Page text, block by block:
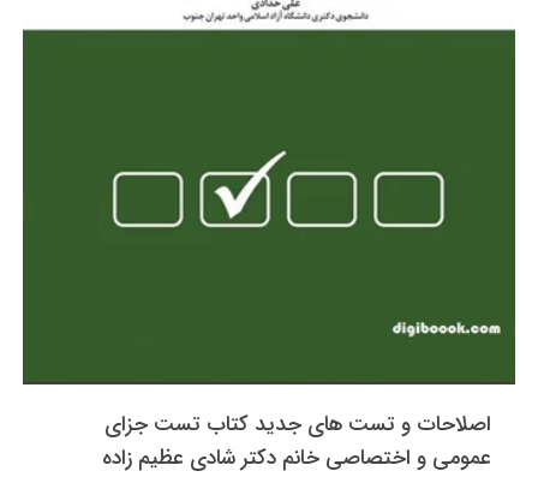
اصلاحات و تست های جدید کتاب تست جزای
عمومی و اختصاصی خانم دکتر شادی عظیم زاده